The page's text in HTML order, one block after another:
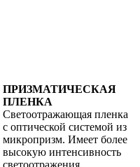
ПРИЗМАТИЧЕСКАЯ
ПЛЕНКА
Светоотражающая пленка
с оптической системой из
микропризм. Имеет более
высокую интенсивность